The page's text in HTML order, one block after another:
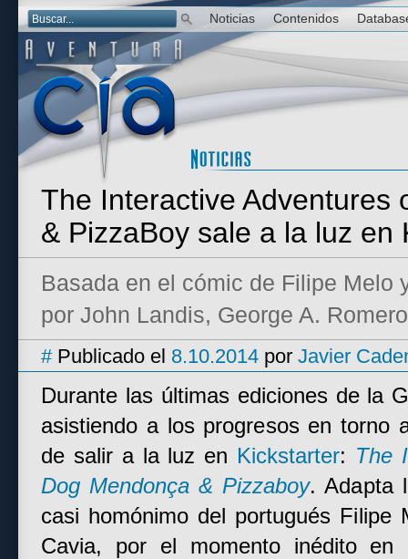
Noticias Contenidos
The Interactive Adventures
& PizzaBoy sale a la luz en
Basada en el cómic de Filipe Melo
por John Landis, George A.
#Publicado el 8.10.2014 por Javier
Durante las últimas ediciones de la
asistiendo a los progresos en torno
de salir a la luz en Kickstarter: The
Dog Mendonça & Pizzaboy. Adapta
casi homónimo del portugués Filipe
Cavia, por el momento inédito en